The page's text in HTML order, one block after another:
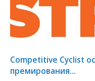
Competitive Cyclist
премирования...